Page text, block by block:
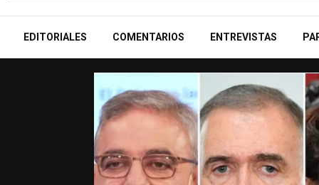
EDITORIALES COMENTARIOS ENTREVISTAS